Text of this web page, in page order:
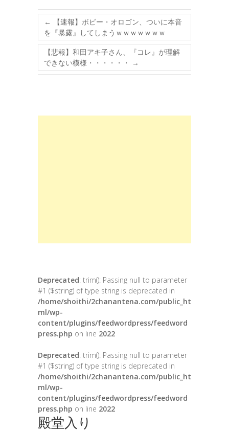
←
【速報】ボビー・オロゴン、ついに本音
を『暴露』してしまうｗｗｗｗｗｗｗ
【悲報】和田アキ子さん、『コレ』が理解
できない模様・・・・・・
→
Deprecated: trim(): Passing null to parameter
#1 ($string) of type string is deprecated in
/home/shoithi/2chanantena.com/public_ht
ml/wp-
content/plugins/feedwordpress/feedword
press.php on line 2022
Deprecated: trim(): Passing null to parameter
#1 ($string) of type string is deprecated in
/home/shoithi/2chanantena.com/public_ht
ml/wp-
content/plugins/feedwordpress/feedword
press.php on line 2022
殿堂入り